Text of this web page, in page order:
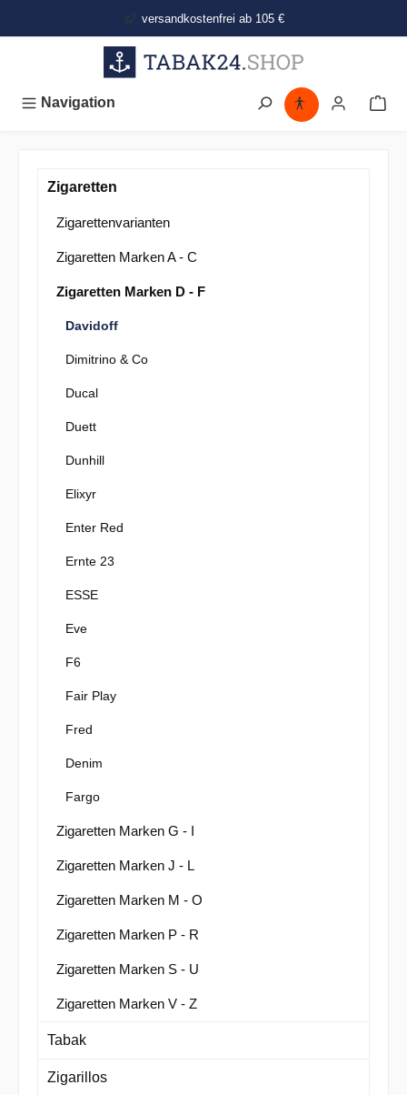
versandkostenfrei ab 105 €
Navigation
Zigaretten
Zigarettenvarianten
Zigaretten Marken A - C
Zigaretten Marken D - F
Davidoff
Dimitrino & Co
Ducal
Duett
Dunhill
Elixyr
Enter Red
Ernte 23
ESSE
Eve
F6
Fair Play
Fred
Denim
Fargo
Zigaretten Marken G - I
Zigaretten Marken J - L
Zigaretten Marken M - O
Zigaretten Marken P - R
Zigaretten Marken S - U
Zigaretten Marken V - Z
Tabak
Zigarillos